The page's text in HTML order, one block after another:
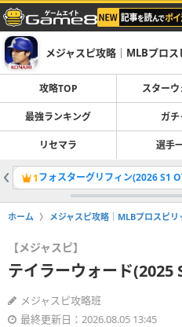
メジャスピ攻略｜MLBプロス
攻略TOP スター
最強ランキング ガチ
リセマラ 選手
1
ホーム メジャスピ攻略｜MLBプロスピリ
【メジャスピ】
テイラーウォード(2025
メジャスピ攻略班
最終更新日：2026.08.05 13:45